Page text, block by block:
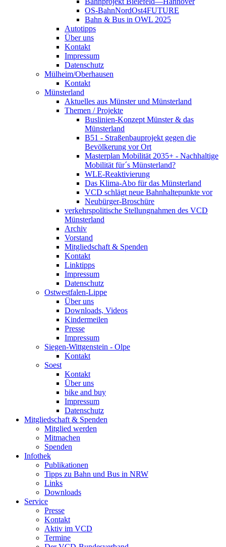
OS-BahnNordOst4FUTURE
Bahn & Bus in OWL 2025
Autotipps
Über uns
Kontakt
Impressum
Datenschutz
Mülheim/Oberhausen
Kontakt
Münsterland
Aktuelles aus Münster und Münsterland
Themen / Projekte
Buslinien-Konzept Münster & das
Münsterland
B51 - Straßenbauprojekt gegen die
Bevölkerung vor Ort
Masterplan Mobilität 2035+ - Nachhaltige
Mobilität für´s Münsterland?
WLE-Reaktivierung
Das Klima-Abo für das Münsterland
VCD schlägt neue Bahnhaltepunkte vor
Neubürger-Broschüre
verkehrspolitische Stellungnahmen des VCD
Münsterland
Archiv
Vorstand
Mitgliedschaft & Spenden
Kontakt
Linktipps
Impressum
Datenschutz
Ostwestfalen-Lippe
Über uns
Downloads, Videos
Kindermeilen
Presse
Impressum
Siegen-Wittgenstein - Olpe
Kontakt
Soest
Kontakt
Über uns
bike and buy
Impressum
Datenschutz
Mitgliedschaft & Spenden
Mitglied werden
Mitmachen
Spenden
Infothek
Publikationen
Tipps zu Bahn und Bus in NRW
Links
Downloads
Service
Presse
Kontakt
Aktiv im VCD
Termine